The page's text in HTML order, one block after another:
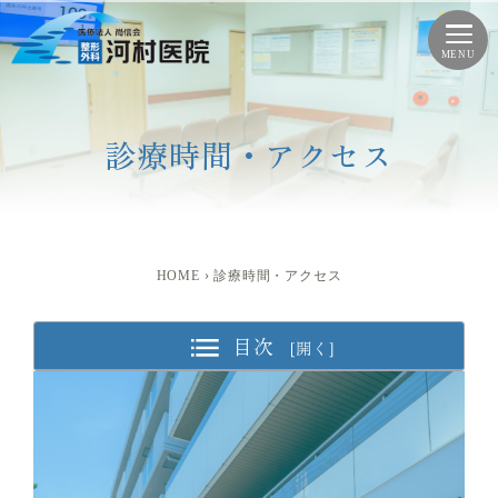
診療時間・アクセス
HOME › 診療時間・アクセス
目次